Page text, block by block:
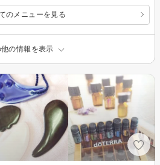
のメニューを見る
他の情報を表示